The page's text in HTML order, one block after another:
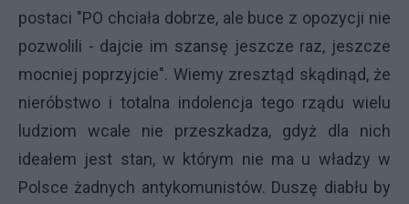
postaci "PO chciała dobrze, ale buce z opozycji nie
pozwolili - dajcie im szansę jeszcze raz, jeszcze
mocniej poprzyjcie". Wiemy zresztąd skądinąd, że
nieróbstwo i totalna indolencja tego rządu wielu
ludziom wcale nie przeszkadza, gdyż dla nich
ideałem jest stan, w którym nie ma u władzy w
Polsce żadnych antykomunistów. Duszę diabłu by